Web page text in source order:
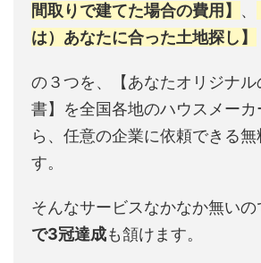
間取りで建てた場合の費用】 、
は）あなたに合った土地探し】
の３つを、【あなたオリジナ
書】を全国各地のハウスメー
ら、任意の企業に依頼できる
す。
そんなサービスなかなか無いの
で3冠達成も頷けます。